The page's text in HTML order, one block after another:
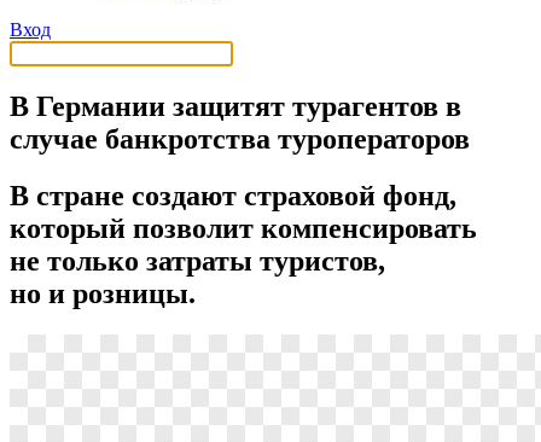
Вход
В Германии защитят турагентов в
случае банкротства туроператоров
В стране создают страховой фонд,
который позволит компенсировать
не только затраты туристов,
но и розницы.